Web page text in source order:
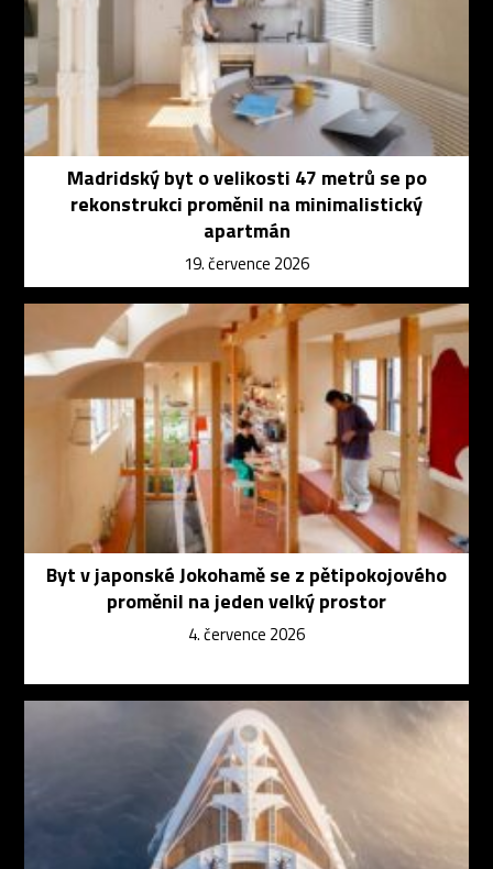
Madridský byt o velikosti 47 metrů se po
rekonstrukci proměnil na minimalistický
apartmán
19. července 2026
Byt v japonské Jokohamě se z pětipokojového
proměnil na jeden velký prostor
4. července 2026